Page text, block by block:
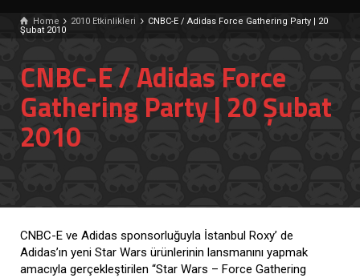
Home 2010 Etkinlikleri
CNBC-E / Adidas Force Gathering Party | 20
Şubat 2010
CNBC-E / Adidas Force
Gathering Party | 20 Şubat
2010
CNBC-E ve Adidas sponsorluğuyla İstanbul Roxy’ de
Adidas’ın yeni Star Wars ürünlerinin lansmanını yapmak
amacıyla gerçekleştirilen “Star Wars – Force Gathering